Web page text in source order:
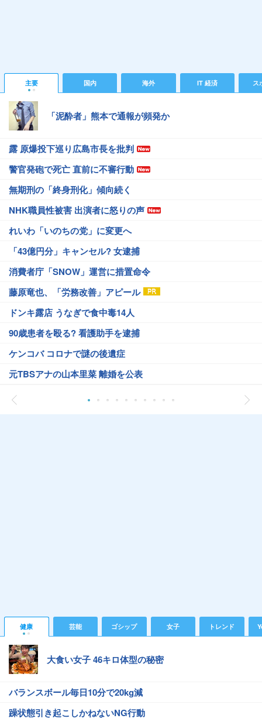
主要 国内 海外 IT 経済 ス
「泥酔者」熊本で通報が頻発か
露 原爆投下巡り広島市長を批判
警官発砲で死亡 直前に不審行動
無期刑の「終身刑化」傾向続く
NHK職員性被害 出演者に怒りの声
れいわ「いのちの党」に変更へ
「43億円分」キャンセル? 女逮捕
消費者庁「SNOW」運営に措置命令
藤原竜也、「労務改善」アピール
ドンキ露店 うなぎで食中毒14人
90歳患者を殴る? 看護助手を逮捕
ケンコバ コロナで謎の後遺症
元TBSアナの山本里菜 離婚を公表
健康 芸能 ゴシップ 女子 トレンド
大食い女子 46キロ体型の秘密
バランスボール毎日10分で20kg減
躁状態引き起こしかねないNG行動